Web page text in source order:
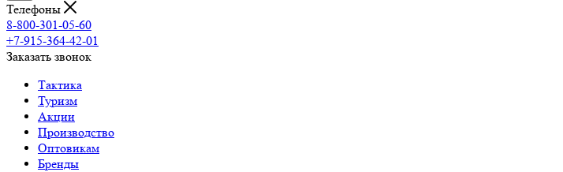
Телефоны
8-800-301-05-60
+7-915-364-42-01
Заказать звонок
Тактика
Туризм
Акции
Производство
Оптовикам
Бренды